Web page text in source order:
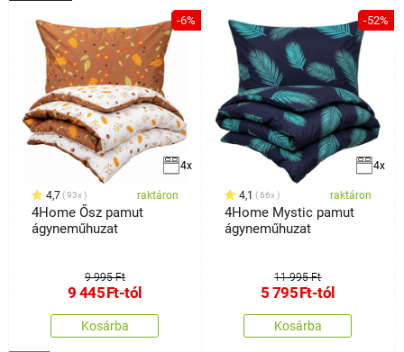
-6%
4x
4,7 93x raktáron
4Home Ősz pamut
ágyneműhuzat
9 995 Ft
9 445Ft-tól
Kosárba
-52%
4x
4,1 66x raktáron
4Home Mystic pamut
ágyneműhuzat
11 995 Ft
5 795Ft-tól
Kosárba